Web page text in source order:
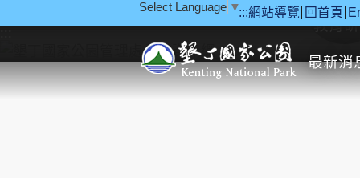
:::網站導覽 回首頁
Select Language ▼
最新消
::: 教育